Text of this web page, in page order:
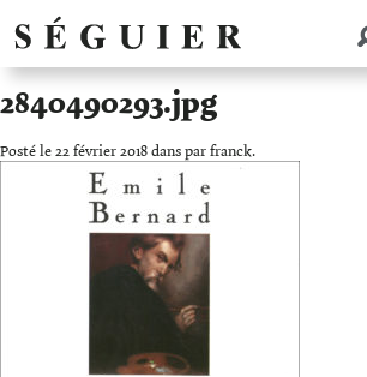
2840490293.jpg
Posté le 22 février 2018 dans par franck.